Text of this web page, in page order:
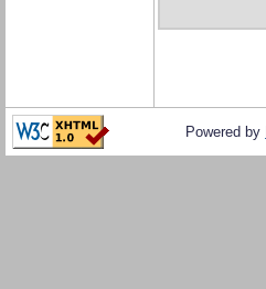
Powered by